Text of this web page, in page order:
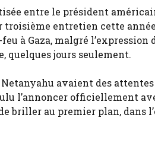
entre le président
entretien cette
à Gaza, malgré
quelques jours seulement.
Netanyahu avaient des
l’annoncer officiellement
briller au premier plan, dans